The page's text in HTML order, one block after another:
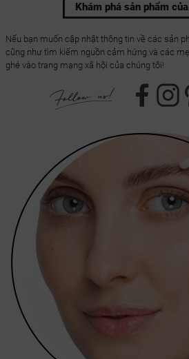
Khám phá sản phẩm
Nếu bạn muốn cập nhật thông tin về các sản
cũng như tìm kiếm nguồn cảm hứng và các
ghé vào trang mạng xã hội của chúng tôi!